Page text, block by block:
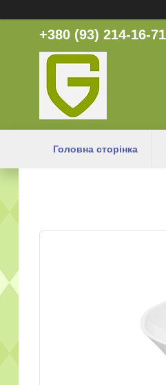
+380 (93) 214-16-71
Головна сторінка